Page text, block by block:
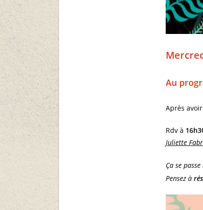
Au
Après
Rdv à
Juliette
Ça se passe
Pensez à